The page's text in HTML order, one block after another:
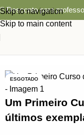
Skip to navigation
Skip to main content
Desconto para
ESGOTADO
Um Primeiro
últimos